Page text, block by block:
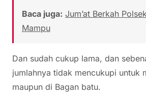
Baca juga: Jum’at Berkah
Mampu
Dan sudah cukup lama, dan
jumlahnya tidak mencukupi untuk
maupun di Bagan batu.